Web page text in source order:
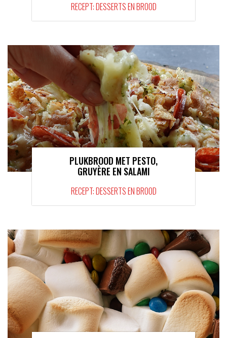
RECEPT: DESSERTS EN BROOD
PLUKBROOD MET PESTO,
GRUYÈRE EN SALAMI
RECEPT: DESSERTS EN BROOD